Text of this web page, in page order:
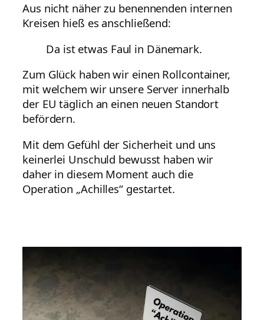
Aus nicht näher zu benennenden internen
Kreisen hieß es anschließend:
Da ist etwas Faul in Dänemark.
Zum Glück haben wir einen Rollcontainer,
mit welchem wir unsere Server innerhalb
der EU täglich an einen neuen Standort
befördern.
Mit dem Gefühl der Sicherheit und uns
keinerlei Unschuld bewusst haben wir
daher in diesem Moment auch die
Operation „Achilles“ gestartet.